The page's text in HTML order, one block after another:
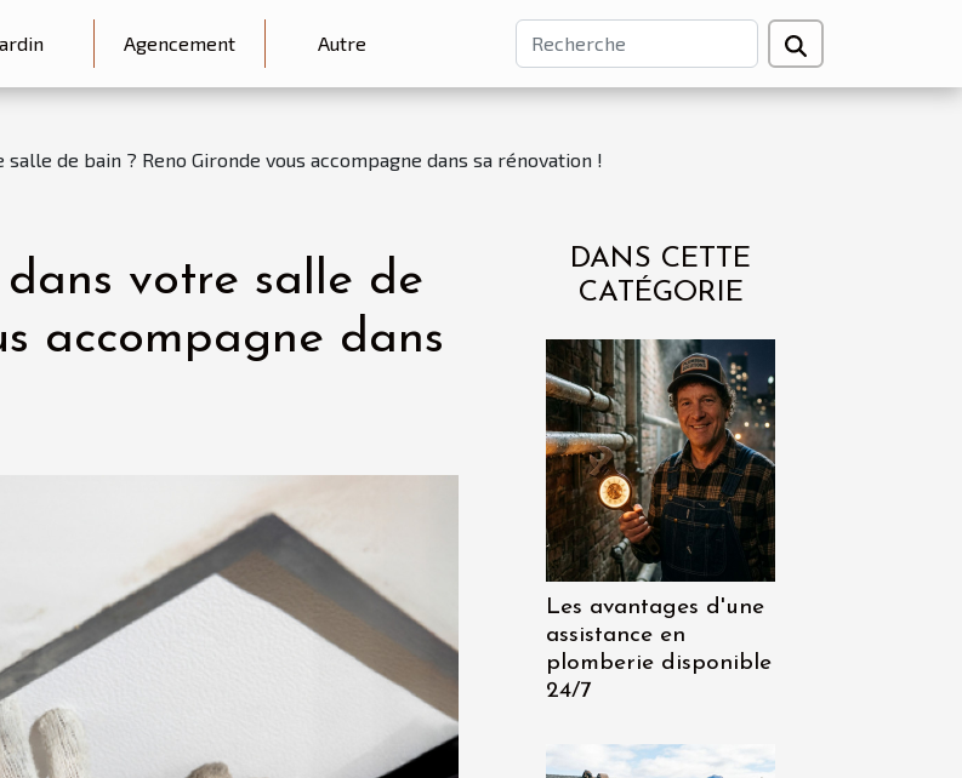
Agencement Autre
de bain ? Reno Gironde vous accompagne dans sa rénovation !
votre salle de
accompagne dans
DANS CETTE
CATÉGORIE
Les avantages d'une
assistance en
plomberie disponible
24/7